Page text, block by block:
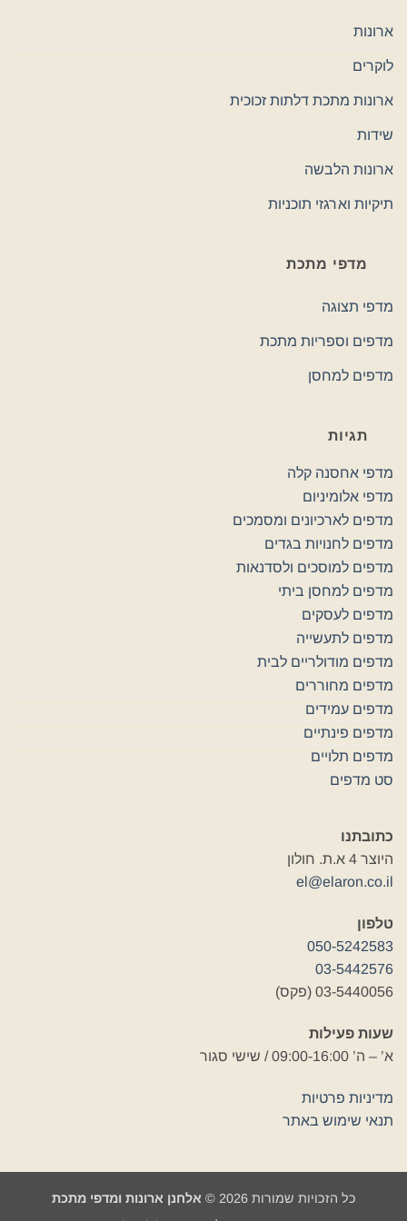
ארונות
לוקרים
ארונות מתכת דלתות זכוכית
שידות
ארונות הלבשה
תיקיות וארגזי תוכניות
מדפי מתכת
מדפי תצוגה
מדפים וספריות מתכת
מדפים למחסן
תגיות
מדפי אחסנה קלה
מדפי אלומיניום
מדפים לארכיונים ומסמכים
מדפים לחנויות בגדים
מדפים למוסכים ולסדנאות
מדפים למחסן ביתי
מדפים לעסקים
מדפים לתעשייה
מדפים מודולריים לבית
מדפים מחוררים
מדפים עמידים
מדפים פינתיים
מדפים תלויים
סט מדפים
כתובתנו
היוצר 4 א.ת. חולון
el@elaron.co.il
טלפון
050-5242583
03-5442576
03-5440056 (פקס)
שעות פעילות
א’ – ה’ 09:00-16:00 / שישי סגור
מדיניות פרטיות
תנאי שימוש באתר
כל הזכויות שמורות 2026 ©
אלחנן ארונות ומדפי מתכת